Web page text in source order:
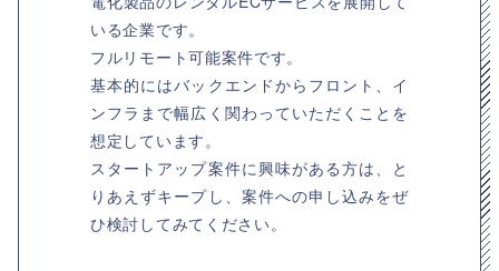
いる企業です。
フルリモート可能案件です。
基本的にはバックエンドからフロント、イ
ンフラまで幅広く関わっていただくことを
想定しています。
スタートアップ案件に興味がある方は、と
りあえずキープし、案件への申し込みをぜ
ひ検討してみてください。